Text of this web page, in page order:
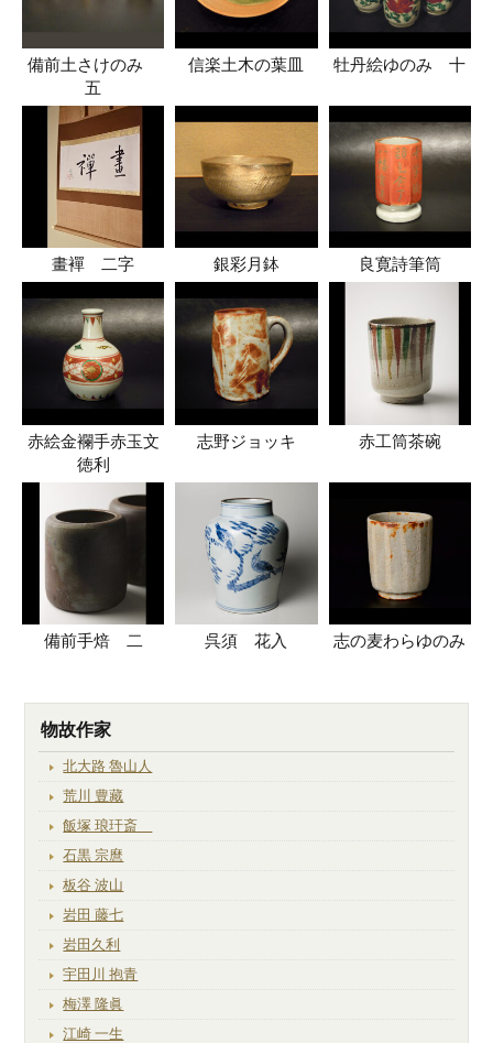
備前土さけのみ
五
信楽土木の葉皿 牡丹絵ゆのみ 十
畫襌 二字 銀彩月鉢 良寛詩筆筒
赤絵金襴手赤玉文
徳利
志野ジョッキ 赤工筒茶碗
備前手焙 二 呉須 花入 志の麦わらゆのみ
物故作家
北大路 魯山人
荒川 豊藏
飯塚 琅玕斎
石黒 宗麿
板谷 波山
岩田 藤七
岩田久利
宇田川 抱青
梅澤 隆眞
江崎 一生